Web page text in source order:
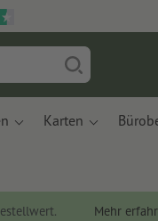
Karten
Mehr